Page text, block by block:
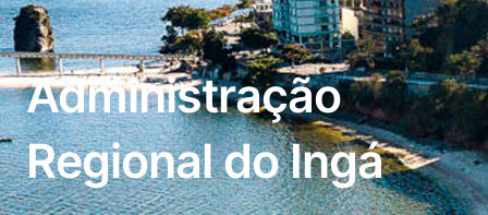
Administração
Regional do Ingá